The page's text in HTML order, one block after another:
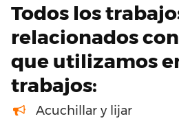
Todos los
relacionados
que utilizamos
trabajos:
Acuchillar y lijar